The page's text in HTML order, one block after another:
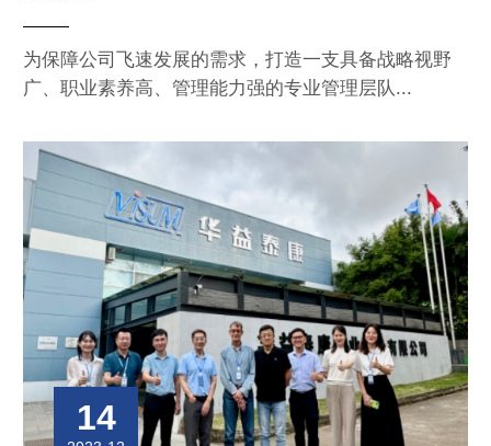
为保障公司飞速发展的需求，打造一支具备战略视野
广、职业素养高、管理能力强的专业管理层队...
14